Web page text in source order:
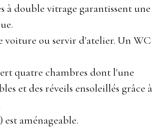
double vitrage garantissent une
ou servir d'atelier. Un WC
quatre chambres dont l'une
et des réveils ensoleillés grâce à
aménageable.